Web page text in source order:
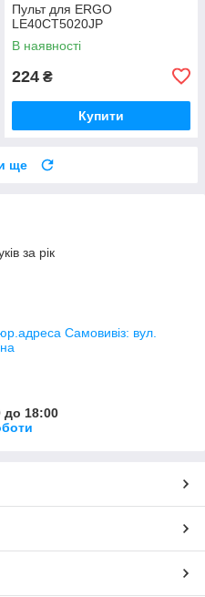
Пульт для ERGO
LE40CT5020JP
В наявності
224 ₴
Купити
ще
за рік
Самовивіз: вул.
до 18:00